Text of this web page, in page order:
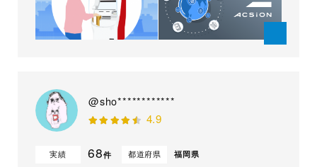
りの中で、 お客様の中にある完成イメ
ージをくみ取り、 スムーズに制作進行
していけ...
@sho************
4.9
実績 68件 都道府県 福岡県